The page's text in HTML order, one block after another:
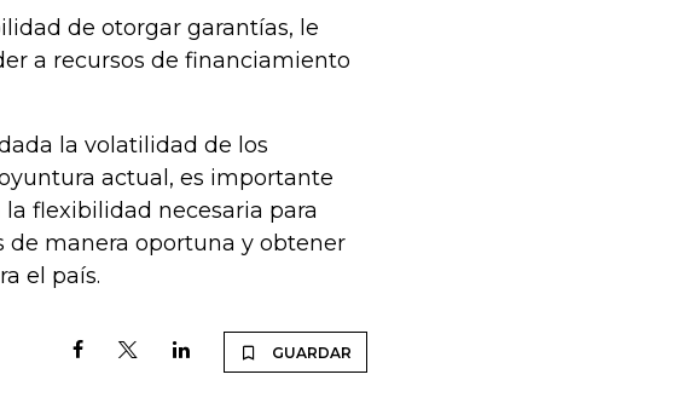
de otorgar garantías, le
a recursos de financiamiento
la volatilidad de los
actual, es importante
flexibilidad necesaria para
de manera oportuna y obtener
el país.
GUARDAR